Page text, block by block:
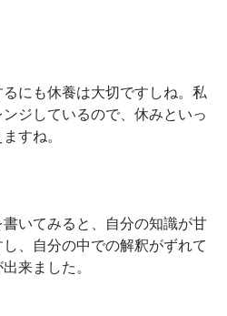
にも休養は大切ですしね。私
ジしているので、休みといっ
すね。
いてみると、自分の知識が甘
、自分の中での解釈がずれて
来ました。